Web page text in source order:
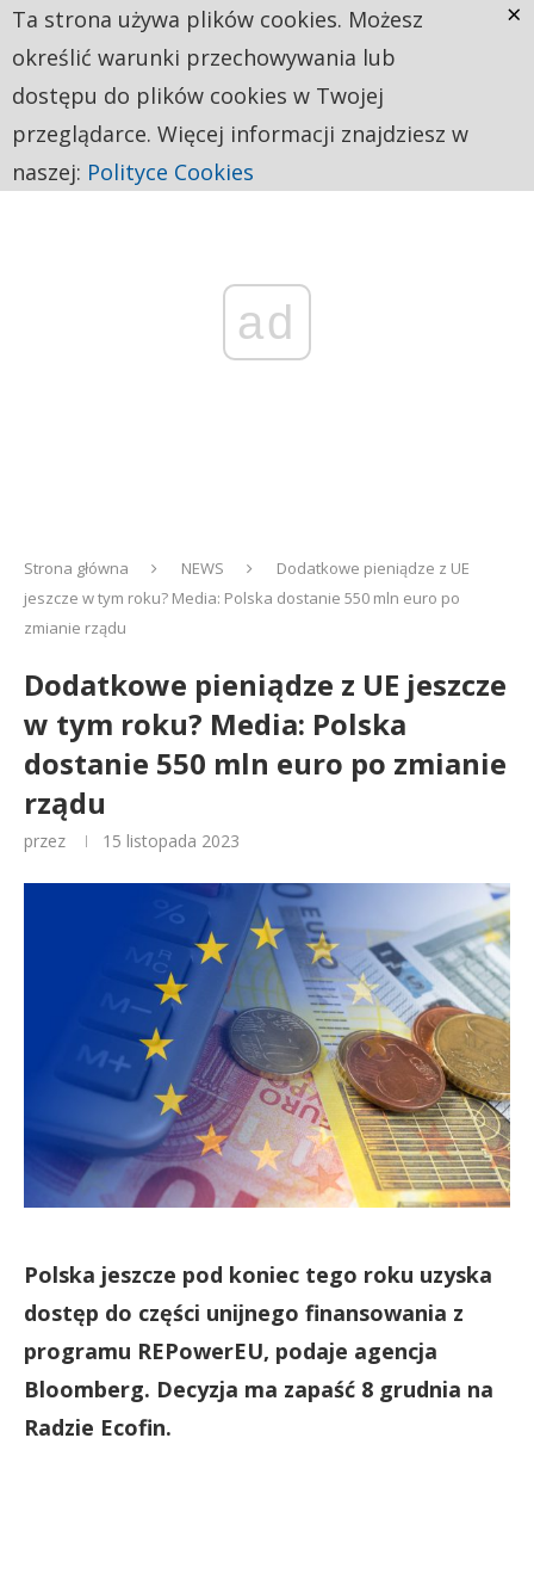
ad
Strona główna NEWS
Dodatkowe pieniądze z UE
jeszcze w tym roku? Media: Polska dostanie 550 mln euro po
zmianie rządu
Dodatkowe pieniądze z UE jeszcze
w tym roku? Media: Polska
dostanie 550 mln euro po zmianie
rządu
przez 15 listopada 2023
Polska jeszcze pod koniec tego roku uzyska
dostęp do części unijnego finansowania z
programu REPowerEU, podaje agencja
Bloomberg. Decyzja ma zapaść 8 grudnia na
Radzie Ecofin.
Ta strona używa plików cookies. Możesz
określić warunki przechowywania lub
dostępu do plików cookies w Twojej
przeglądarce. Więcej informacji znajdziesz w
naszej: Polityce Cookies
×